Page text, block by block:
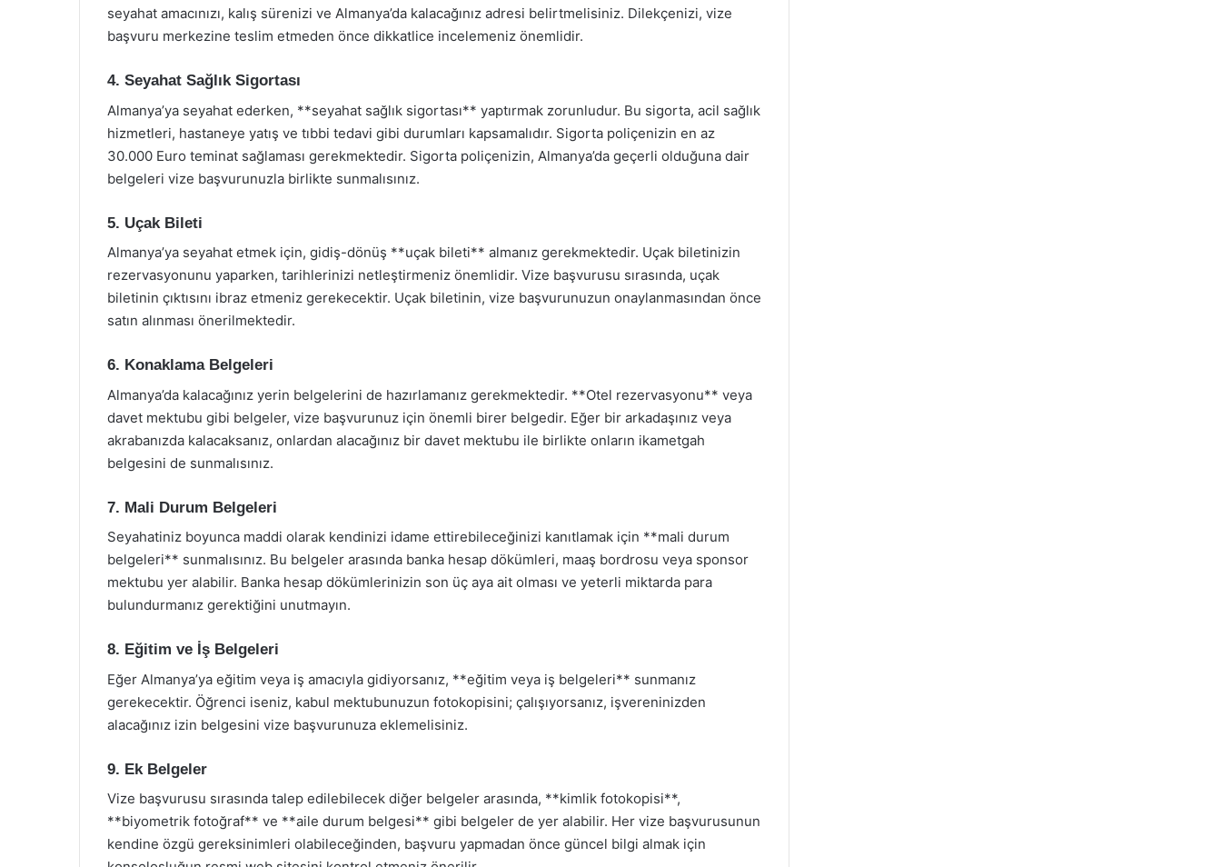
seyahat amacınızı, kalış sürenizi ve Almanya’da kalacağınız adresi belirtmelisiniz. Dilekçenizi, vize
başvuru merkezine teslim etmeden önce dikkatlice incelemeniz önemlidir.
4. Seyahat Sağlık Sigortası
Almanya’ya seyahat ederken, **seyahat sağlık sigortası** yaptırmak zorunludur. Bu sigorta, acil sağlık
hizmetleri, hastaneye yatış ve tıbbi tedavi gibi durumları kapsamalıdır. Sigorta poliçenizin en az
30.000 Euro teminat sağlaması gerekmektedir. Sigorta poliçenizin, Almanya’da geçerli olduğuna dair
belgeleri vize başvurunuzla birlikte sunmalısınız.
5. Uçak Bileti
Almanya’ya seyahat etmek için, gidiş-dönüş **uçak bileti** almanız gerekmektedir. Uçak biletinizin
rezervasyonunu yaparken, tarihlerinizi netleştirmeniz önemlidir. Vize başvurusu sırasında, uçak
biletinin çıktısını ibraz etmeniz gerekecektir. Uçak biletinin, vize başvurunuzun onaylanmasından önce
satın alınması önerilmektedir.
6. Konaklama Belgeleri
Almanya’da kalacağınız yerin belgelerini de hazırlamanız gerekmektedir. **Otel rezervasyonu** veya
davet mektubu gibi belgeler, vize başvurunuz için önemli birer belgedir. Eğer bir arkadaşınız veya
akrabanızda kalacaksanız, onlardan alacağınız bir davet mektubu ile birlikte onların ikametgah
belgesini de sunmalısınız.
7. Mali Durum Belgeleri
Seyahatiniz boyunca maddi olarak kendinizi idame ettirebileceğinizi kanıtlamak için **mali durum
belgeleri** sunmalısınız. Bu belgeler arasında banka hesap dökümleri, maaş bordrosu veya sponsor
mektubu yer alabilir. Banka hesap dökümlerinizin son üç aya ait olması ve yeterli miktarda para
bulundurmanız gerektiğini unutmayın.
8. Eğitim ve İş Belgeleri
Eğer Almanya’ya eğitim veya iş amacıyla gidiyorsanız, **eğitim veya iş belgeleri** sunmanız
gerekecektir. Öğrenci iseniz, kabul mektubunuzun fotokopisini; çalışıyorsanız, işvereninizden
alacağınız izin belgesini vize başvurunuza eklemelisiniz.
9. Ek Belgeler
Vize başvurusu sırasında talep edilebilecek diğer belgeler arasında, **kimlik fotokopisi**,
**biyometrik fotoğraf** ve **aile durum belgesi** gibi belgeler de yer alabilir. Her vize başvurusunun
kendine özgü gereksinimleri olabileceğinden, başvuru yapmadan önce güncel bilgi almak için